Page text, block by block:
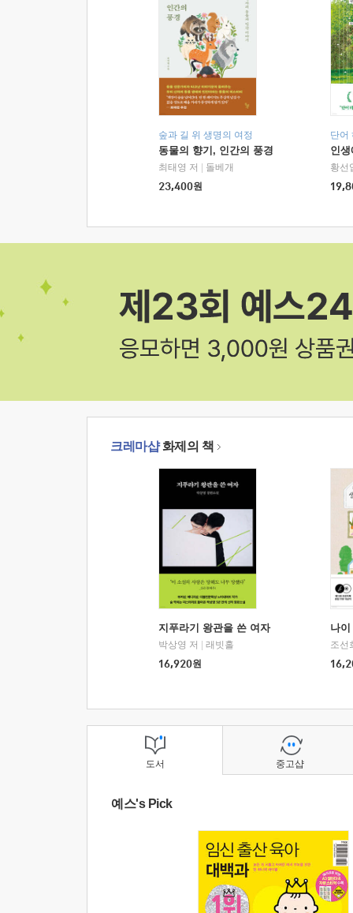
숲과 길 위 생명의 여정
동물의 향기, 인간의 풍경
최태영 저
돌베개
23,400원
단어
인
황선
크레마샵화제의 책
지푸라기 왕관을 쓴 여자
박상영 저
래빗홀
16,920원
나
조선
도서
예스's Pick
중고샵